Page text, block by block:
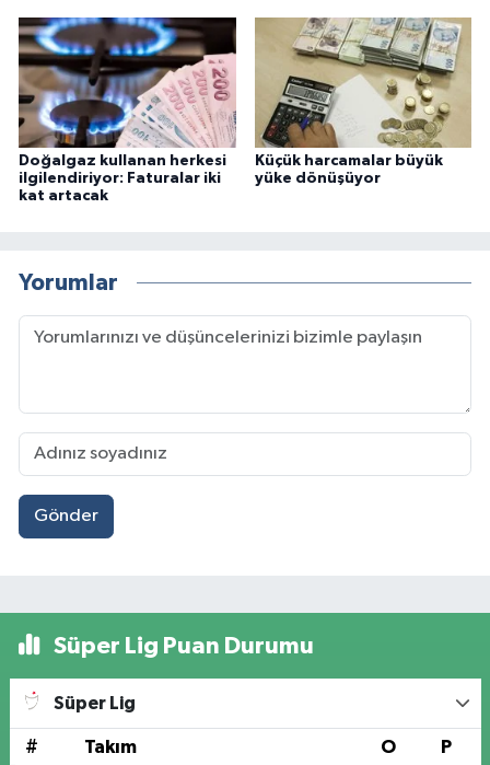
Doğalgaz kullanan herkesi
ilgilendiriyor: Faturalar iki
kat artacak
Küçük harcamalar büyük
yüke dönüşüyor
Yorumlar
Gönder
Süper Lig Puan Durumu
Süper Lig
# Takım O P